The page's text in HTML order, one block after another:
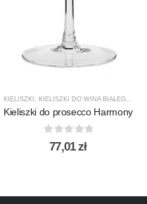
KIELISZKI KIELISZKI DO WINA BIAŁEGO
Kieliszki do prosecco Harmony
out of 5
77,01zł